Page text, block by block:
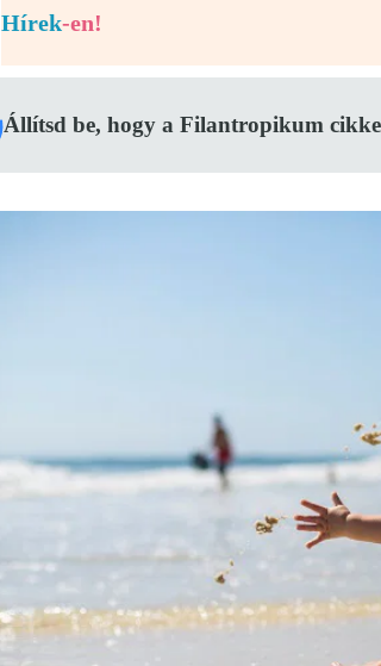
Hírek-en!
Állítsd be, hogy a Filantropikum